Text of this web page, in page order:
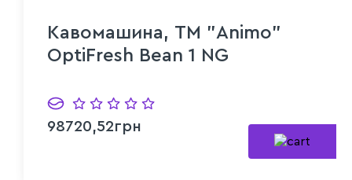
Кавомашина, ТМ "Animo"
OptiFresh Bean 1 NG
98720,52грн